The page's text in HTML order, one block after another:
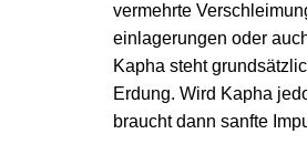
vermehrte
einlagerungen oder
Kapha steht
Erdung. Wird Kapha
braucht dann sanfte